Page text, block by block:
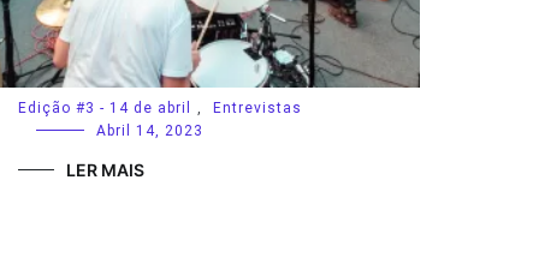
Edição #3 - 14 de abril ,
Entrevistas
Abril 14, 2023
LER MAIS